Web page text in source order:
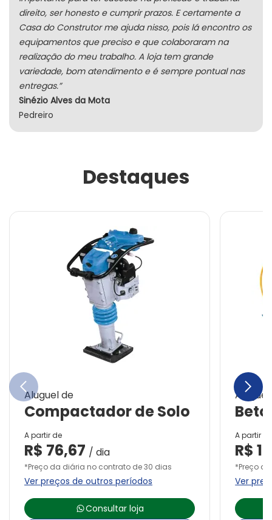
direito, ser honesto e cumprir prazos. E certamente a
Casa do Construtor me ajuda nisso, pois lá encontro os
equipamentos que preciso e que colaboraram na
realização do meu trabalho. A loja tem grande
variedade, bom atendimento e é sempre pontual nas
entregas.”
Sinézio Alves da Mota
Pedreiro
Destaques
Aluguel de
Compactador de Solo
A partir de
R$ 76,67 / dia
*Preço da diária no contrato de 30 dias
Ver preços de outros períodos
Consultar loja
A partir
R$
*Preço
Ver
chevron_right
chevron_left